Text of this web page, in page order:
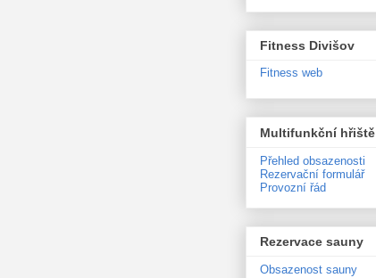
Fitness Divišov
Fitness web
Multifunkční hřiště
Přehled obsazenosti
Rezervační formulář
Provozní řád
Rezervace sauny
Obsazenost sauny